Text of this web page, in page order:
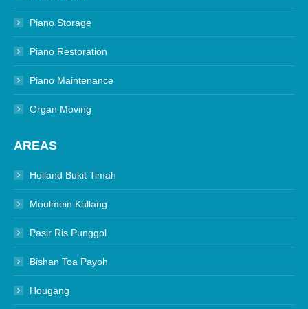
Piano Storage
Piano Restoration
Piano Maintenance
Organ Moving
AREAS
Holland Bukit Timah
Moulmein Kallang
Pasir Ris Punggol
Bishan Toa Payoh
Hougang